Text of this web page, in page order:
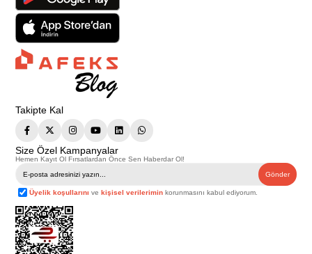
Takipte Kal
Size Özel Kampanyalar
Hemen Kayıt Ol Fırsatlardan Önce Sen Haberdar Ol!
Gönder
Üyelik koşullarını vekişisel verilerimin korunmasını kabul ediyorum.